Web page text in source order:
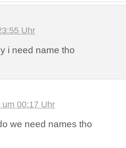
Uhr
i need name tho
um 00:17 Uhr
we need names tho